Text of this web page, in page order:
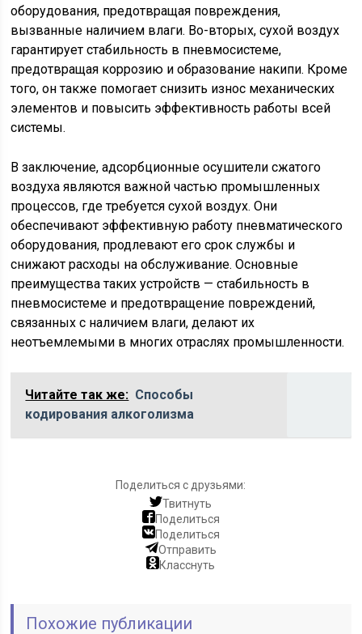
оборудования, предотвращая повреждения,
вызванные наличием влаги. Во-вторых, сухой воздух
гарантирует стабильность в пневмосистеме,
предотвращая коррозию и образование накипи. Кроме
того, он также помогает снизить износ механических
элементов и повысить эффективность работы всей
системы.
В заключение, адсорбционные осушители сжатого
воздуха являются важной частью промышленных
процессов, где требуется сухой воздух. Они
обеспечивают эффективную работу пневматического
оборудования, продлевают его срок службы и
снижают расходы на обслуживание. Основные
преимущества таких устройств — стабильность в
пневмосистеме и предотвращение повреждений,
связанных с наличием влаги, делают их
неотъемлемыми в многих отраслях промышленности.
Читайте так же: Способы
кодирования алкоголизма
Поделиться с друзьями:
Твитнуть
Поделиться
Поделиться
Отправить
Класснуть
Похожие публикации